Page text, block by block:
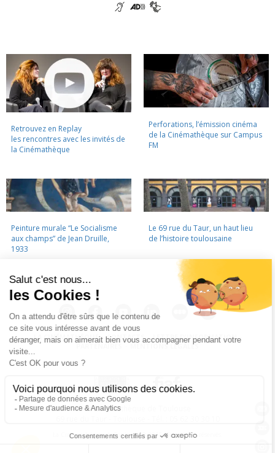
Retrouvez en Replay
les rencontres avec les invités de
la Cinémathèque
Perforations, l’émission cinéma
de la Cinémathèque sur Campus
FM
Peinture murale “Le Socialisme
aux champs” de Jean Druille,
1933
Le 69 rue du Taur, un haut lieu
de l’histoire toulousaine
LA CINÉMATHÈQUE · CONTACTS · LETTRE D'INFORMATION ·
PARTENAIRES
MENTIONS LÉGALES
La Cinémathèque de Toulouse
La Cinémathèque de Toulouse © 2015. Tous droits réservés.